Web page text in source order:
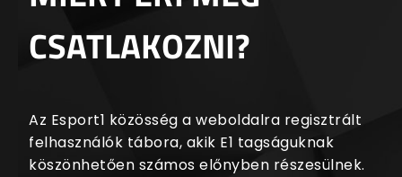
CSATLAKOZNI?
Az Esport1 közösség a weboldalra regisztrált
felhasználók tábora, akik E1 tagságuknak
köszönhetően számos előnyben részesülnek.